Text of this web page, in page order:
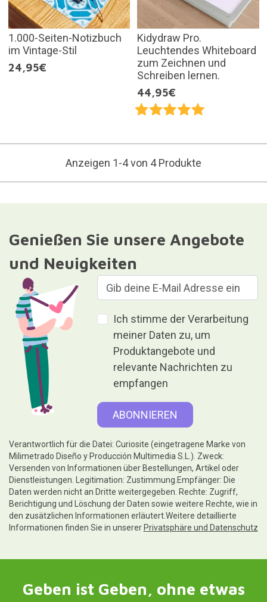
1.000-Seiten-Notizbuch
im Vintage-Stil
24,95€
Kidydraw Pro.
Leuchtendes Whiteboard
zum Zeichnen und
Schreiben lernen.
44,95€
Anzeigen 1-4 von 4 Produkte
Genießen Sie unsere Angebote
und Neuigkeiten
Ich stimme der Verarbeitung
meiner Daten zu, um
Produktangebote und
relevante Nachrichten zu
empfangen
Verantwortlich für die Datei: Curiosite (eingetragene Marke von
Milimetrado Diseño y Producción Multimedia S.L.). Zweck:
Versenden von Informationen über Bestellungen, Artikel oder
Dienstleistungen. Legitimation: Zustimmung.Empfänger: Die
Daten werden nicht an Dritte weitergegeben. Rechte: Zugriff,
Berichtigung und Löschung der Daten sowie weitere Rechte, wie in
den zusätzlichen Informationen erläutert.Weitere detaillierte
Informationen finden Sie in unserer Privatsphäre und Datenschutz
Geben ist Geben, ohne etwas